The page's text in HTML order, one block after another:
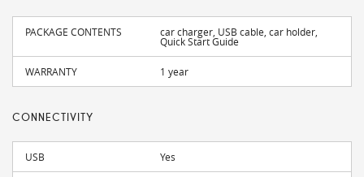
PACKAGE CONTENTS car charger, USB cable, car holder,
Quick Start Guide
WARRANTY 1 year
CONNECTIVITY
USB Yes